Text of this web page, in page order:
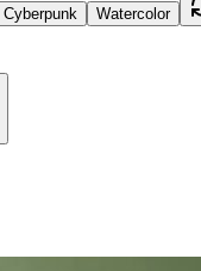
Cyberpunk Watercolor